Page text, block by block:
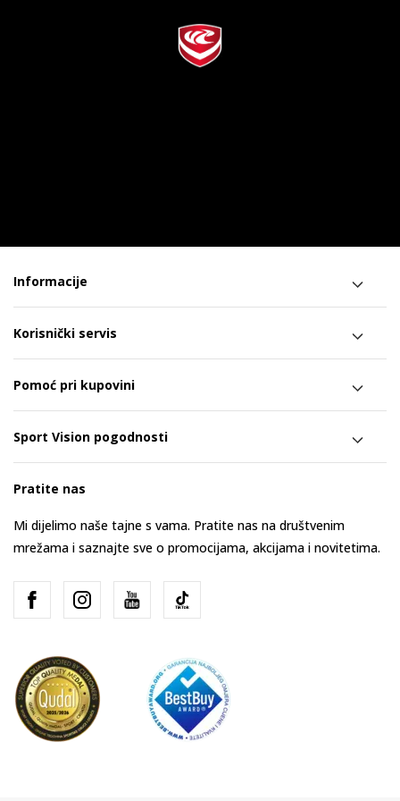
Informacije
Korisnički servis
Pomoć pri kupovini
Sport Vision pogodnosti
Pratite nas
Mi dijelimo naše tajne s vama. Pratite nas na društvenim
mrežama i saznajte sve o promocijama, akcijama i novitetima.